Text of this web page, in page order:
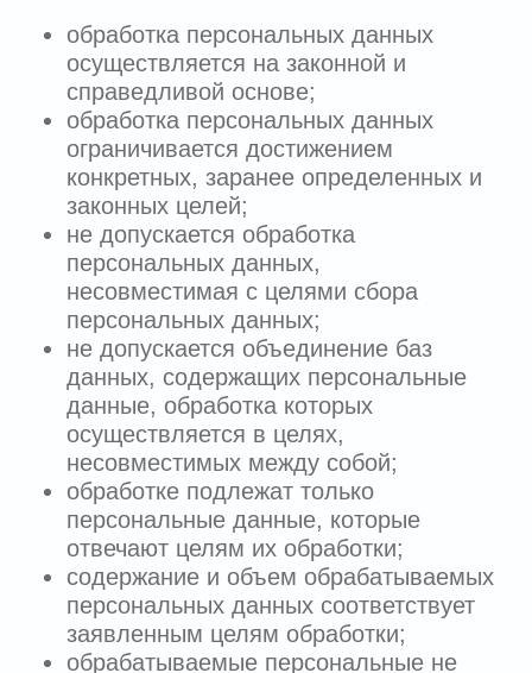
7.2. Оператор осуществляет хранение
персональных данных в форме,
позволяющей определить субъекта
персональных данных, не дольше, чем
этого требуют цели обработки
персональных данных, если срок
хранения персональных данных не
установлен федеральным законом,
договором, стороной которого,
выгодоприобретателем или поручителем,
по которому является субъект
персональных данных.
При истечении срока хранения,
получении отзыва согласия на обработку
персональных данных Пользователем с
учетом п. 7.4 Политики, требования о
прекращении обработки персональных
данных или выявлении факта
неправомерности обработки
персональных данных Оператор
уничтожает персональные данные
Пользователя в течение 10 рабочих дней
в соответствии с внутренним
регламентом об уничтожении
персональных данных, которые могут
быть продлены на 5 рабочих дней при
условии уведомления Пользователя или
его представителя о причинах такого
продления. Если персональные данные
уничтожить невозможно, то Оператор их
блокирует.